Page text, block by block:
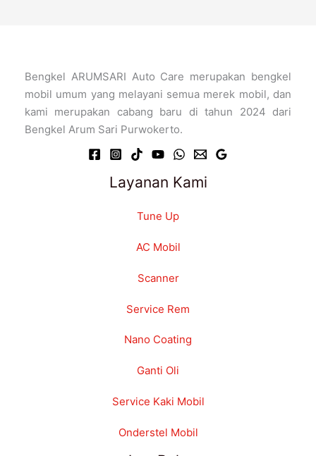
Bengkel ARUMSARI Auto Care merupakan bengkel
mobil umum yang melayani semua merek mobil, dan
kami merupakan cabang baru di tahun 2024 dari
Bengkel Arum Sari Purwokerto.
Layanan Kami
Tune Up
AC Mobil
Scanner
Service Rem
Nano Coating
Ganti Oli
Service Kaki Mobil
Onderstel Mobil